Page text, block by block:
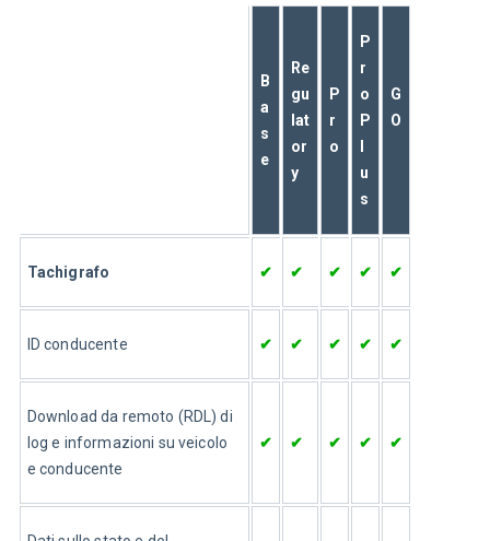
B
a
s
e
Re
gu
lat
or
y
P
r
o
P
r
o
P
u
s
G
O
Tachigrafo ✔ ✔ ✔ ✔ ✔
ID conducente ✔ ✔ ✔ ✔ ✔
Download da remoto (RDL) di
log e informazioni su veicolo
e conducente
✔ ✔ ✔ ✔ ✔